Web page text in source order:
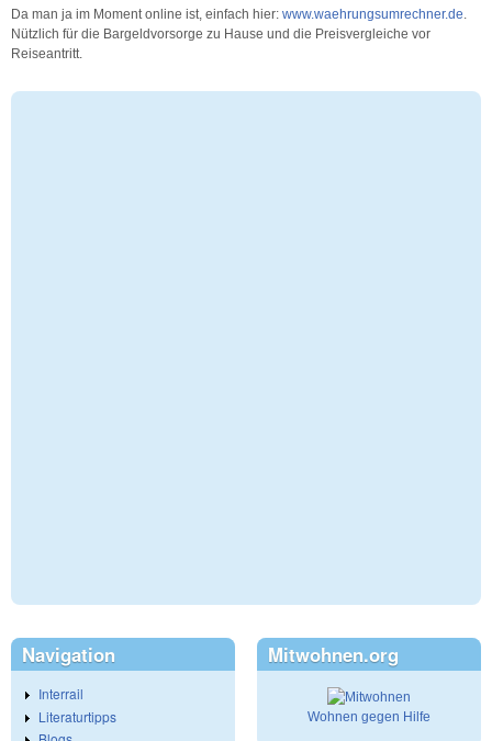
Da man ja im Moment online ist, einfach hier: www.waehrungsumrechner.de.
Nützlich für die Bargeldvorsorge zu Hause und die Preisvergleiche vor
Reiseantritt.
Navigation
Interrail
Literaturtipps
Mitwohnen.org
Wohnen gegen Hilfe